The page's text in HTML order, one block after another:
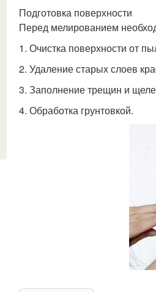
Подготовка поверхности
Перед мелированием
1. Очистка поверхности от
2. Удаление старых слоев
3. Заполнение трещин и
4. Обработка грунтовкой.